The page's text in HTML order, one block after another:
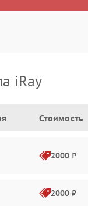
iRay
Стоимость
2000 ₽
2000 ₽